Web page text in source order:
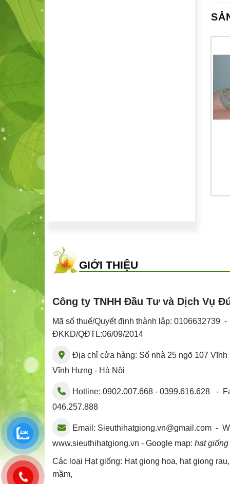
Đất sạch trồng cây tribat
GIỚI THIỆU
Công ty TNHH Đầu Tư và Dịch Vụ
Mã số thuế/Quyết định thành lập: 0106632739
ĐKKD/QĐTL:06/09/2014
Địa chỉ cửa hàng: Số nhà 25 ngõ 107
Vĩnh Hưng - Hà Nội
Hotline: 0902.007.668 - 0399.616.628 -
046.257.888
Email: Sieuthihatgiong.vn@gmail.com -
www.sieuthihatgiong.vn - Google map: hạt giống
Các loại Hạt giống: Hat giong hoa, hat giong rau,
mầm,